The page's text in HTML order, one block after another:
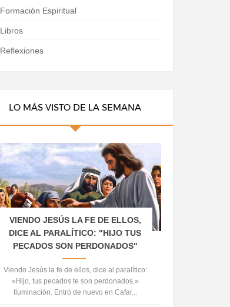
Formación Espiritual
Libros
Reflexiones
LO MÁS VISTO DE LA SEMANA
VIENDO JESÚS LA FE DE ELLOS,
DICE AL PARALÍTICO: "HIJO TUS
PECADOS SON PERDONADOS"
Viendo Jesús la fe de ellos, dice al paralítico:
«Hijo, tus pecados te son perdonados.»
Iluminación. Entró de nuevo en Cafar...